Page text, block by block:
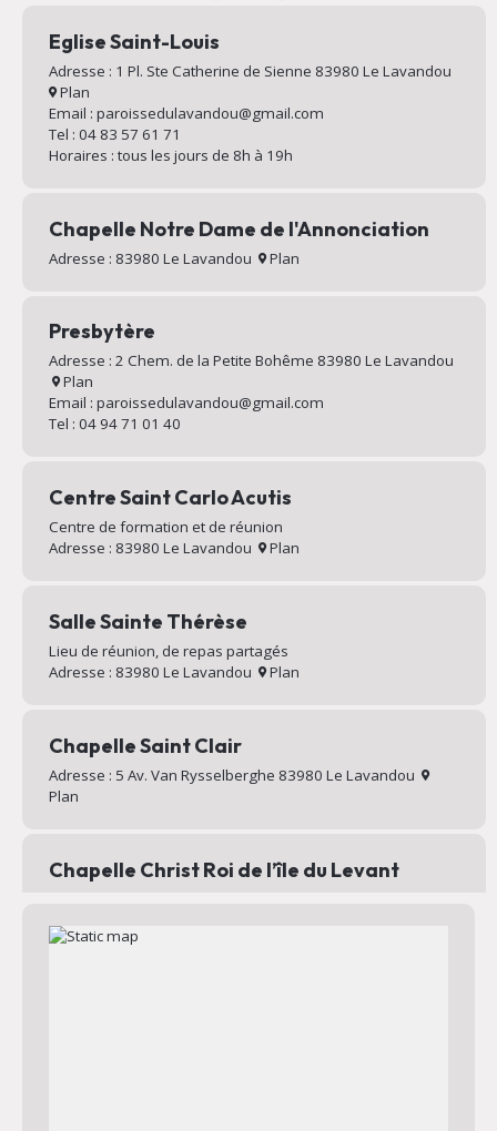
Eglise Saint-Louis
Adresse : 1 Pl. Ste Catherine de Sienne 83980 Le Lavandou
Plan
Email : paroissedulavandou@gmail.com
Tel : 04 83 57 61 71
Horaires : tous les jours de 8h à 19h
Chapelle Notre Dame de l'Annonciation
Adresse : 83980 Le Lavandou Plan
Presbytère
Adresse : 2 Chem. de la Petite Bohême 83980 Le Lavandou
Plan
Email : paroissedulavandou@gmail.com
Tel : 04 94 71 01 40
Centre Saint Carlo Acutis
Centre de formation et de réunion
Adresse : 83980 Le Lavandou
Plan
Salle Sainte Thérèse
Lieu de réunion, de repas partagés
Adresse : 83980 Le Lavandou
Plan
Chapelle Saint Clair
Adresse : 5 Av. Van Rysselberghe 83980 Le Lavandou
Plan
Chapelle Christ Roi de l’île du Levant